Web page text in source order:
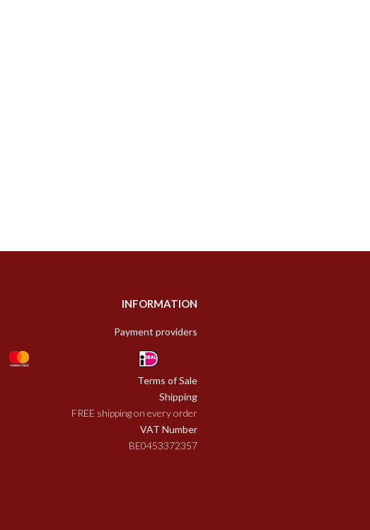
INFORMATION
Payment providers
Terms of Sale
Shipping
FREE shipping on every order
VAT Number
BE0453372357